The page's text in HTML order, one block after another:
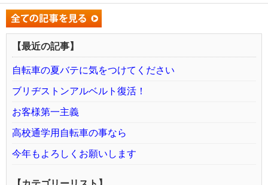
【最近の記事】
自転車の夏バテに気をつけてください
ブリヂストンアルベルト復活！
お客様第一主義
高校通学用自転車の事なら
今年もよろしくお願いします